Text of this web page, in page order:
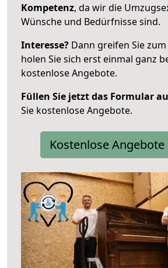
Kompetenz, da wir die
Wünsche und Bedürfnisse sind.
Interesse? Dann greifen Sie
holen Sie sich erst einmal ganz
kostenlose Angebote.
Füllen Sie jetzt das Formular
Sie kostenlose Angebote.
Kostenlose